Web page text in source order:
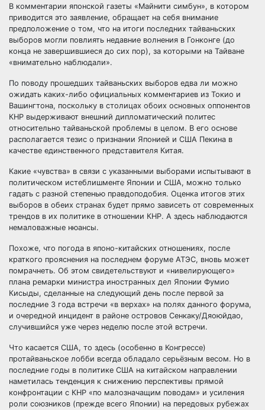
В комментарии японской газеты «Майнити симбун», в котором
приводится это заявление, обращает на себя внимание
предположение о том, что на итоги последних тайваньских
выборов могли повлиять недавние волнения в Гонконге (до
конца не завершившиеся до сих пор), за которыми на Тайване
«внимательно наблюдали».
По поводу прошедших тайваньских выборов едва ли можно
ожидать каких-либо официальных комментариев из Токио и
Вашингтона, поскольку в столицах обоих основных оппонентов
КНР выдерживают внешний дипломатический политес
относительно тайваньской проблемы в целом. В его основе
располагается тезис о признании Японией и США Пекина в
качестве единственного представителя Китая.
Какие «чувства» в связи с указанными выборами испытывают в
политическом истеблишменте Японии и США, можно только
гадать с разной степенью правдоподобия. Оценка итогов этих
выборов в обеих странах будет прямо зависеть от современных
трендов в их политике в отношении КНР. А здесь наблюдаются
немаловажные нюансы.
Похоже, что погода в японо-китайских отношениях, после
краткого прояснения на последнем форуме АТЭС, вновь может
помрачнеть. Об этом свидетельствуют и «нивелирующего»
плана ремарки министра иностранных дел Японии Фумио
Кисыды, сделанные на следующий день после первой за
последние 3 года встречи «в верхах» на полях данного форума,
и очередной инцидент в районе островов Сенкаку/Дяоюйдао,
случившийся уже через неделю после этой встречи.
Что касается США, то здесь (особенно в Конгрессе)
протайваньское лобби всегда обладало серьёзным весом. Но в
последние годы в политике США на китайском направлении
наметилась тенденция к снижению перспективы прямой
конфронтации с КНР «по малозначащим поводам» и усиления
роли союзников (прежде всего Японии) на передовых рубежах